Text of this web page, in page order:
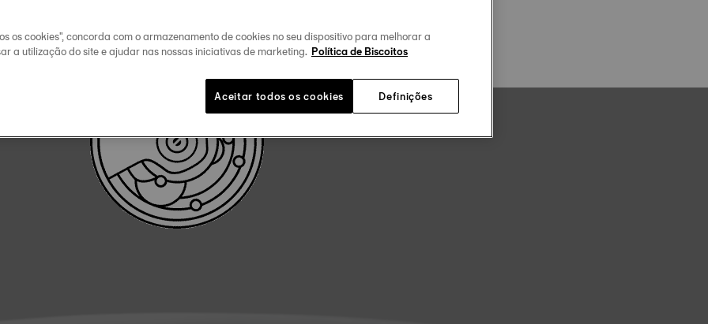
os cookies", concorda com o armazenamento de cookies no seu dispositivo para melhorar a
a utilização do site e ajudar nas nossas iniciativas de marketing. Política de Biscoitos
Definições
Aceitar todos os cookies